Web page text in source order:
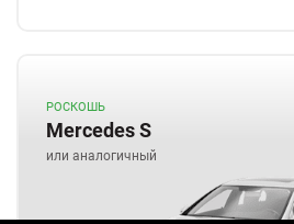
РОСКОШЬ
Mercedes S
или аналогичный